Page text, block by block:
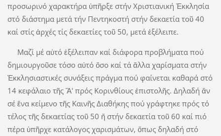
προσωρινό χαρακτήρα ὑπῆρξε στήν Χριστιανική Ἐκκλησία
στό διάστημα μετά τήν Πεντηκοστή στήν δεκαετία τοῦ 40
καί στίς ἀρχές τίς δεκαετίες τοῦ 50, μετά ἐξέλειπε.
Μαζί μέ αὐτό ἐξέλειπαν καί διάφορα προβλήματα πού
δημιουργοῦσε τόσο αὐτό ὅσο καί τά ἄλλα χαρίσματα στήν
Ἐκκλησιαστικές συνάξεις πράγμα πού φαίνεται καθαρά στό
14 κεφάλαιο τῆς Ἅ' πρός Κορινθίους ἐπιστολῆς. Δηλαδή ἄν
σέ ἕνα κείμενο τῆς Καινῆς Διαθήκης πού γράφτηκε πρός τό
τέλος τῆς δεκαετίας τοῦ 50 ἤ στήν δεκαετία τοῦ 60 καί πιό
πέρα ὑπῆρχε κατάλογος χαρισμάτων, ὅπως δηλαδή στό